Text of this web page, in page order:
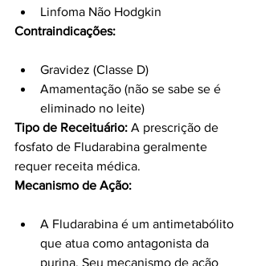
Linfoma Não Hodgkin
Contraindicações:
Gravidez (Classe D)
Amamentação (não se sabe se é
eliminado no leite)
Tipo de Receituário: A prescrição de
fosfato de Fludarabina geralmente
requer receita médica.
Mecanismo de Ação:
A Fludarabina é um antimetabólito
que atua como antagonista da
purina. Seu mecanismo de ação